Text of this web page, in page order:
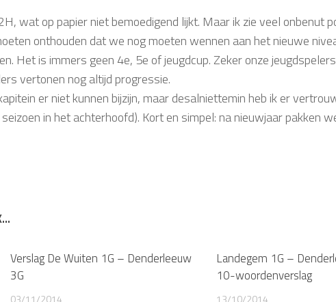
wat op papier niet bemoedigend lijkt. Maar ik zie veel onbenut
onthouden dat we nog moeten wennen aan het nieuwe
Het is immers geen 4e, 5e of jeugdcup. Zeker onze
vertonen nog altijd progressie.
er niet kunnen bijzijn, maar desalniettemin heb ik er
in het achterhoofd). Kort en simpel: na nieuwjaar pakken
Verslag De Wuiten 1G – Denderleeuw
3G
03/11/2014
Landegem 1G –
10-woordenverslag
13/10/2014